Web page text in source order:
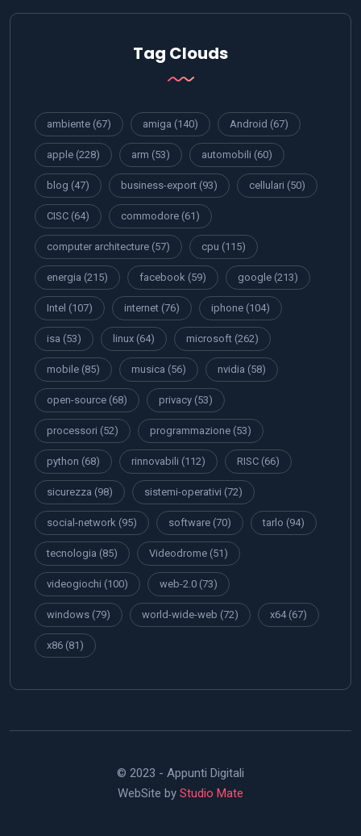
Tag Clouds
ambiente (67) amiga (140) Android (67)
apple (228) arm (53) automobili (60)
blog (47) business-export (93) cellulari (50)
CISC (64) commodore (61)
computer architecture (57) cpu (115)
energia (215) facebook (59) google (213)
Intel (107) internet (76) iphone (104)
isa (53) linux (64) microsoft (262)
mobile (85) musica (56) nvidia (58)
open-source (68) privacy (53)
processori (52) programmazione (53)
python (68) rinnovabili (112) RISC (66)
sicurezza (98) sistemi-operativi (72)
social-network (95) software (70) tarlo (94)
tecnologia (85) Videodrome (51)
videogiochi (100) web-2.0 (73)
windows (79) world-wide-web (72) x64(67)
x86 (81)
© 2023 - Appunti Digitali
WebSite by Studio Mate